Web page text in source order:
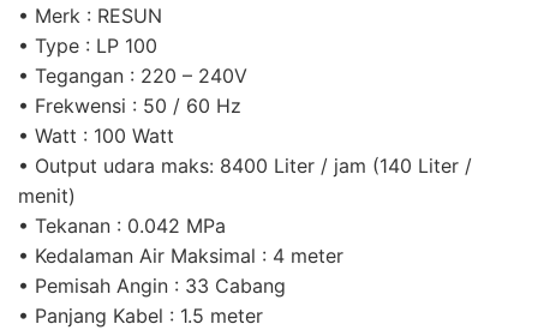
• Merk : RESUN
• Type : LP 100
• Tegangan : 220 – 240V
• Frekwensi : 50 / 60 Hz
• Watt : 100 Watt
• Output udara maks: 8400 Liter / jam (140 Liter /
menit)
• Tekanan : 0.042 MPa
• Kedalaman Air Maksimal : 4 meter
• Pemisah Angin : 33 Cabang
• Panjang Kabel : 1.5 meter